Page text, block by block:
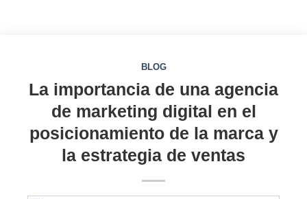
BLOG
La importancia de una agencia
de marketing digital en el
posicionamiento de la marca y
la estrategia de ventas